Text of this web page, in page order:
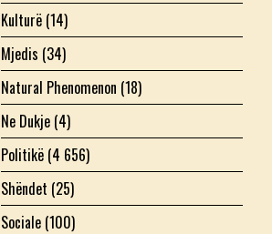
Kulturë (14)
Mjedis (34)
Natural Phenomenon (18)
Ne Dukje (4)
Politikë (4 656)
Shëndet (25)
Sociale (100)